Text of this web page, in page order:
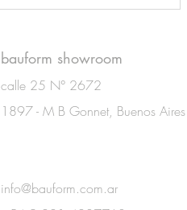
bauform showroom
calle 25 N° 2672
1897 - M B Gonnet, Buenos Aires
info@bauform.com.ar